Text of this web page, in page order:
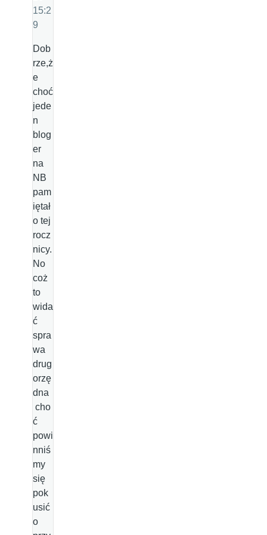
15:2
9
Dob
rze,ż
e
choć
jede
n
blog
er
na
NB
pam
iętał
o tej
rocz
nicy.
No
coż
to
wida
ć
spra
wa
drug
orzę
dna
cho
ć
powi
nniś
my
się
pok
usić
o